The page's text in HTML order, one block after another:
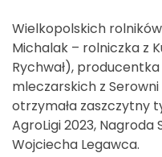
Wielkopolskich
Michalak – rolniczka z
Rychwał),
mleczarskich z
otrzymała zaszczytny
AgroLigi 2023, Nagroda
Wojciecha Legawca.